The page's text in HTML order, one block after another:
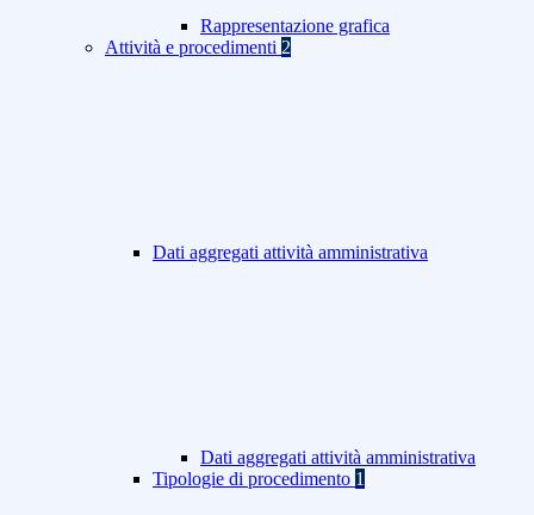
Rappresentazione grafica
Attività e procedimenti 2
Dati aggregati attività amministrativa
Dati aggregati attività amministrativa
Tipologie di procedimento 1